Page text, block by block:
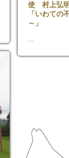
使 村上弘
「いわての
～」
…